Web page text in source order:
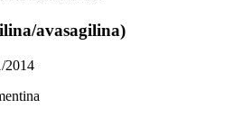
avasagilina)
2014